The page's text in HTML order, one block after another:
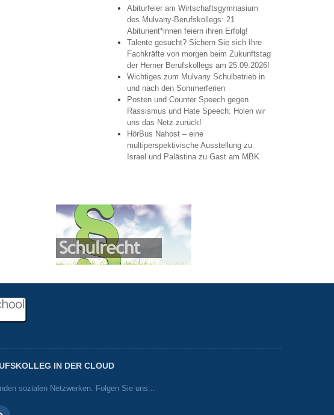
Abiturfeier am Wirtschaftsgymnasium
des Mulvany-Berufskollegs: 21
Abiturient*innen feiern ihren Erfolg!
Talente gesucht? Sichern Sie sich Ihre
Fachkräfte von morgen beim Zukunftstag
der Herner Berufskollegs am 25.09.2026!
Wichtiges zum Mulvany Schulbetrieb in
und nach den Sommerferien
Posten und Counter Speech gegen
Rassismus und Hate Speech: Holen wir
uns das Netz zurück!
HörBus Nahost – eine
multiperspektivische Ausstellung zu
Israel und Palästina zu Gast am MBK
IN DER CLOUD
sozialen Netzwerken. Folgen Sie uns...